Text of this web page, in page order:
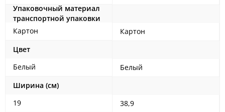
Упаковочный материал
транспортной упаковки
Картон
Цвет
Белый
Ширина (см)
19
Картон
Белый
38,9